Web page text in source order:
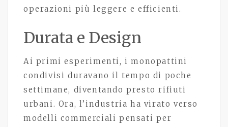
operazioni più leggere e efficienti.
Durata e Design
Ai primi esperimenti, i monopattini
condivisi duravano il tempo di poche
settimane, diventando presto rifiuti
urbani. Ora, l’industria ha virato verso
modelli commerciali pensati per